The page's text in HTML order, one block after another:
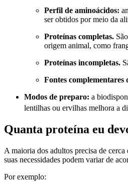
Perfil de aminoácidos:
ser obtidos por meio da
Proteínas completas.
origem animal, como
Proteínas incompletas.
Fontes complementares
Modos de preparo: a
lentilhas ou ervilhas melhora a
Quanta proteína eu
A maioria dos adultos precisa de
suas necessidades podem variar de
Por exemplo: